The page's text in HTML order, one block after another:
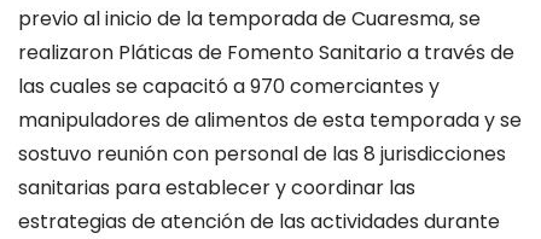
previo al inicio de la temporada de Cuaresma, se
realizaron Pláticas de Fomento Sanitario a través de
las cuales se capacitó a 970 comerciantes y
manipuladores de alimentos de esta temporada y se
sostuvo reunión con personal de las 8 jurisdicciones
sanitarias para establecer y coordinar las
estrategias de atención de las actividades durante